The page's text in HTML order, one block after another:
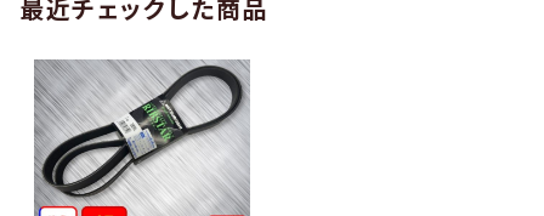
最近チェックした商品